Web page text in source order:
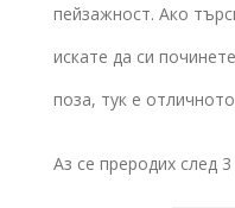
пейзажност. Ако
искате да си
поза, тук е
Аз се преродих след